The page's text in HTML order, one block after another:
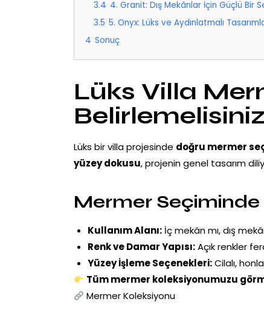
3.4 4. Granit: Dış Mekânlar İçin Güçlü Bir
3.5 5. Onyx: Lüks ve Aydınlatmalı
4 Sonuç
Lüks Villa
Lüks bir villa projesinde doğru mermer
yüzey dokusu, projenin genel tasarım
Mermer Seçiminde
Kullanım Alanı:İç mekân mı, dış
Renk ve Damar Yapısı:Açık renkler
Yüzey İşleme Seçenekleri:Cilalı,
Tüm mermer koleksiyonumuzu
Mermer Koleksiyonu